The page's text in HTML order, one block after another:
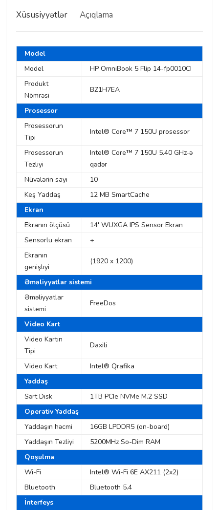
Xüsusiyyətlər Açıqlama
Model
Model
HP OmniBook 5 Flip 14-fp0010CI
Produkt
Nömrəsi
BZ1H7EA
Prosessor
Prosessorun
Tipi
Intel® Core™ 7 150U prosessor
Prosessorun
Tezliyi
Intel® Core™ 7 150U 5.40 GHz-ə
qədər
Nüvələrin sayı
10
Keş Yaddaş
12 MB SmartCache
Ekran
Ekranın ölçüsü
14' WUXGA IPS Sensor Ekran
Sensorlu ekran
+
Ekranın
genişlıyi
(1920 x 1200)
Əməliyyatlar sistemi
Əməliyyatlar
sistemi
FreeDos
Video Kart
Video Kartın
Tipi
Daxili
Video Kart
Intel® Qrafika
Yaddaş
Sərt Disk
1TB PCIe NVMe M.2 SSD
Operativ Yaddaş
Yaddaşın həcmi
16GB LPDDR5 (on-board)
Yaddaşın Tezliyi
5200MHz So-Dim RAM
Qoşulma
Wi-Fi
Intel® Wi-Fi 6E AX211 (2x2)
Bluetooth
Bluetooth 5.4
İnterfeys